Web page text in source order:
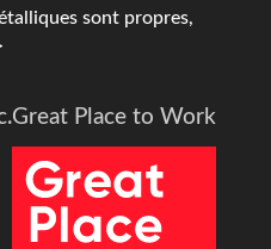
sont propres,
Great Place to Work